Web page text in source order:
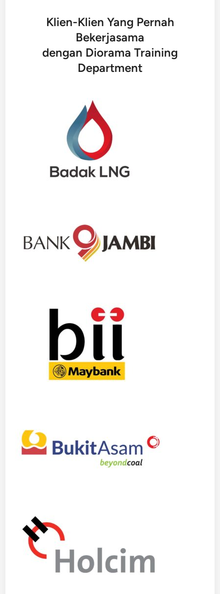
Klien-Klien Yang Pernah
Bekerjasama
dengan Diorama Training
Department